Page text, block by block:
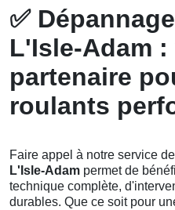
✅
L'Isle-Adam :
partenaire
roulants
Faire appel à notre service de
L'Isle-Adam permet de
technique complète,
durables. Que ce soit pour